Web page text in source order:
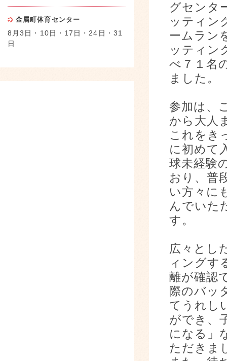
グセンタ
ッティン
ームラン
ッティン
べ７１名
ました。
参加は、
から大人
これをき
に初めて
球未経験
おり、普
い方々に
んでいた
す。
広々とし
ィングす
離が確認
際のバッ
てうれし
ができ、
になる」
ただきま
金属町体育センター
8月3日・10日・17日・24日・31
日